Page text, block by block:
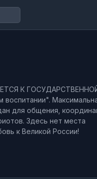
К
воспитании".
для общения,
Здесь нет места
к Великой России!